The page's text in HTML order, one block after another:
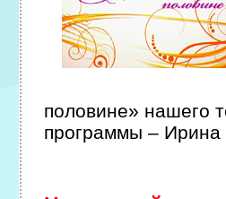
половине» нашего
программы –